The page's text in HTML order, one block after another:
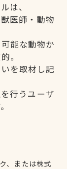
は、
医師・動物
能な動物か
。
を取材し記
行うユーザ
、または株式